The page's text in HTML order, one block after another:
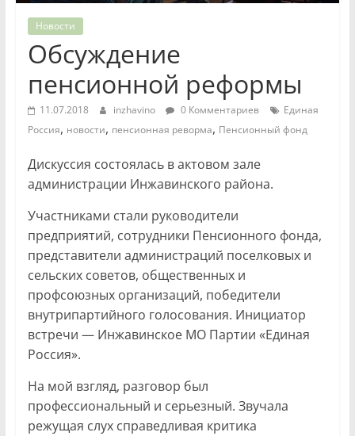
Новости
Обсуждение
пенсионной реформы
11.07.2018 inzhavino 0 Комментариев
Единая
Россия, новости, пенсионная реворма, Пенсионный фонд
Дискуссия состоялась в актовом зале
администрации Инжавинского района.
Участниками стали руководители
предприятий, сотрудники Пенсионного фонда,
представители администраций поселковых и
сельских советов, общественных и
профсоюзных организаций, победители
внутрипартийного голосования. Инициатор
встречи — Инжавинское МО Партии «Единая
Россия».
На мой взгляд, разговор был
профессиональный и серьезный. Звучала
режущая слух справедливая критика